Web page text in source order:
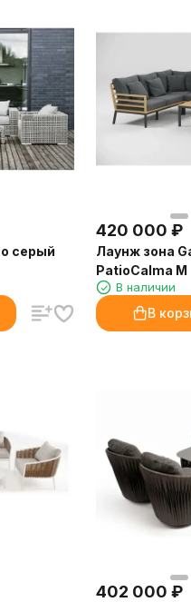
серый
420 000 ₽
Лаунж зона
PatioCalma M
В наличии
В
402 000 ₽